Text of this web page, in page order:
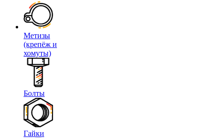
Метизы
(крепёж и
хомуты)
Болты
Гайки